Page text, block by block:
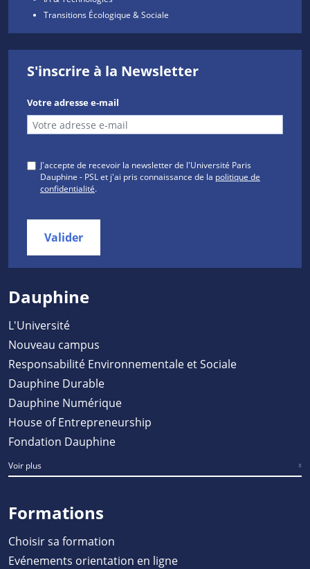
Transitions Écologique & Sociale
S'inscrire à la Newsletter
Votre adresse e-mail
J'accepte de recevoir la newsletter de l'Université Paris
Dauphine - PSL et j'ai pris connaissance de la politique de
confidentialité.
Valider
Dauphine
L'Université
Nouveau campus
Responsabilité Environnementale et Sociale
Dauphine Durable
Dauphine Numérique
House of Entrepreneurship
Fondation Dauphine
Voir plus
Formations
Choisir sa formation
Evénements orientation en ligne